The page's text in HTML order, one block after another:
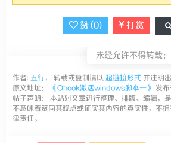
赞 (0) 打赏
未经允许不得转载：
作者: 五行， 转载或复制请以 超链接形式 并注明
原文地址：
《Ohook激活windows脚本一》 发
帖子声明： 本站对文章进行整理、排版、编辑，
不意味着赞同其观点或证实其内容的真实性，不
律责任。